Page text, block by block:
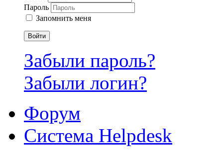
Пароль
Запомнить меня
Войти
Забыли пароль?
Забыли логин?
Форум
Система Helpdesk